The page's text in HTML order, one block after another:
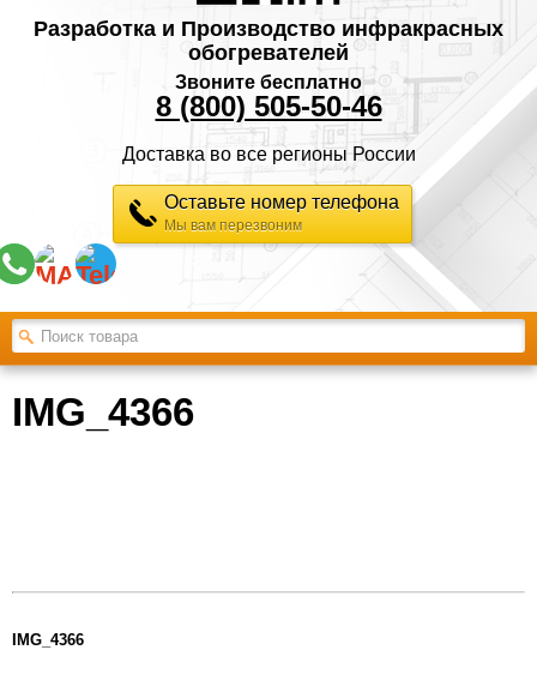
Разработка и Производство инфракрасных
обогревателей
Звоните бесплатно
8 (800) 505-50-46
Доставка во все регионы России
Оставьте номер телефона
Мы вам перезвоним
IMG_4366
IMG_4366